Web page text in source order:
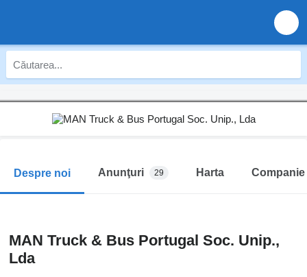
Despre noi Anunţuri 29 Harta Companie
MAN Truck & Bus Portugal Soc. Unip.,
Lda